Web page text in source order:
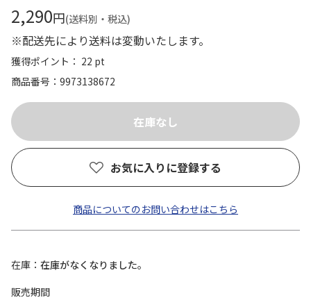
2,290円(送料別・税込)
※配送先により送料は変動いたします。
獲得ポイント： 22 pt
商品番号
9973138672
お気に入りに登録する
商品についてのお問い合わせはこちら
在庫
在庫がなくなりました。
販売期間